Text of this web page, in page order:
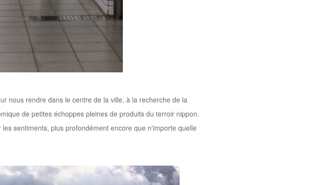
nous rendre dans le centre de la ville, à la recherche de la
de petites échoppes pleines de produits du terroir nippon.
sentiments, plus profondémentencore que n'importe quelle